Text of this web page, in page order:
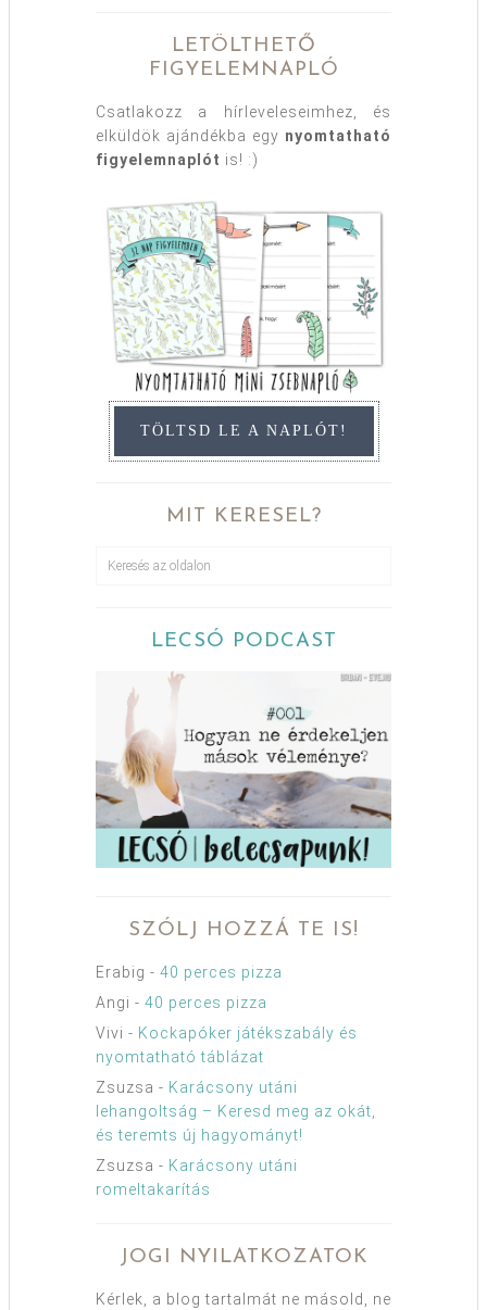
LETÖLTHETŐ
FIGYELEMNAPLÓ
Csatlakozz a hírleveleseimhez, és
elküldök ajándékba egy nyomtatható
figyelemnaplót is! :)
TÖLTSD LE A NAPLÓT!
MIT KERESEL?
LECSÓ PODCAST
SZÓLJ HOZZÁ TE IS!
Erabig - 40 perces pizza
Angi - 40 perces pizza
Vivi - Kockapóker játékszabály és
nyomtatható táblázat
Zsuzsa - Karácsony utáni
lehangoltság – Keresd meg az okát,
és teremts új hagyományt!
Zsuzsa - Karácsony utáni
romeltakarítás
JOGI NYILATKOZATOK
Kérlek, a blog tartalmát ne másold, ne